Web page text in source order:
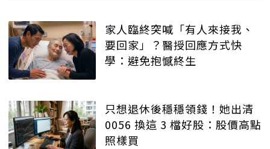
家人臨終突喊「有人來接我、
要回家」？醫授回應方式快
學：避免抱憾終生
只想退休後穩穩領錢！她出清
0056 換這 3 檔好股：股價高點
照樣買